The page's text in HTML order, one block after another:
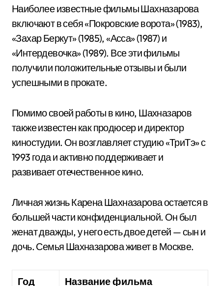
Наиболее известные фильмы Шахназарова
включают в себя «Покровские ворота» (1983),
«Захар Беркут» (1985), «Асса» (1987) и
«Интердевочка» (1989). Все эти фильмы
получили положительные отзывы и были
успешными в прокате.
Помимо своей работы в кино, Шахназаров
также известен как продюсер и директор
киностудии. Он возглавляет студию «ТриТэ» с
1993 года и активно поддерживает и
развивает отечественное кино.
Личная жизнь Карена Шахназарова остается в
большей части конфиденциальной. Он был
женат дважды, у него есть двое детей — сын и
дочь. Семья Шахназарова живет в Москве.
Год
Название фильма